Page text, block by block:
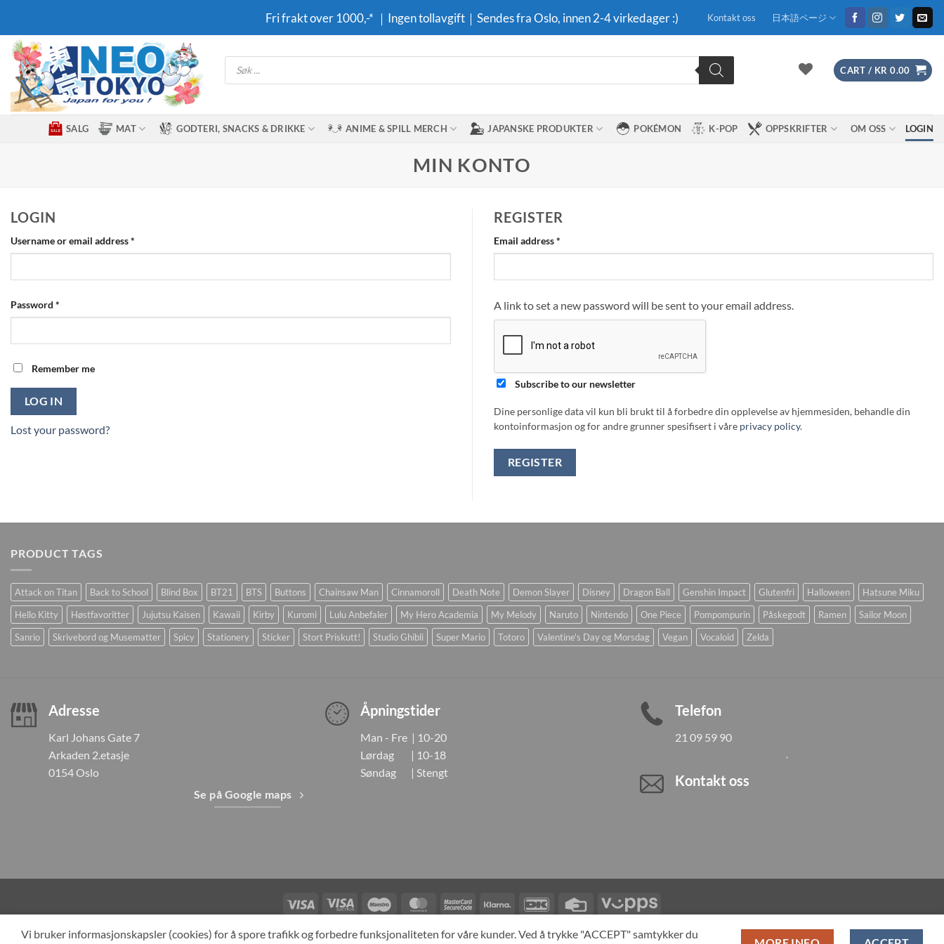
content
Fri frakt over 1000,-* ｜Ingen tollavgift｜Sendes fra Oslo, innen 2-4 virkedager :) Kontakt oss 日本語ページ
Products
search
CART / KR 0.00
SALG MAT GODTERI, SNACKS & DRIKKE ANIME & SPILL MERCH JAPANSKE PRODUKTER POKÉMON K-POP OPPSKRIFTER OM OSS LOGIN
MIN KONTO
LOGIN
Username or email address*
Password *
Remember me
LOG IN
Lost your password?
REGISTER
Email address*
A link to set a new password will be sent to your email address.
Subscribe to our newsletter
Dine personlige data vil kun bli brukt til å forbedre din opplevelse av hjemmesiden, behandle din
kontoinformasjon og for andre grunner spesifisert i våre privacy policy.
REGISTER
PRODUCT TAGS
Attack on Titan Back to School Blind Box BT21 BTS Buttons Chainsaw Man Cinnamoroll Death Note Demon Slayer Disney Dragon Ball Genshin Impact Glutenfri Halloween
Hatsune Miku
Hello Kitty
Høstfavoritter Jujutsu Kaisen Kawaii Kirby Kuromi Lulu Anbefaler My Hero Academia My Melody Naruto Nintendo One Piece Pompompurin Påskegodt Ramen
Sailor Moon
Sanrio
Skrivebord og Musematter Spicy Stationery Sticker Stort Priskutt! Studio Ghibli Super Mario Totoro Valentine's Day og Morsdag Vegan Vocaloid Zelda
Adresse
Karl Johans Gate 7
Arkaden 2.etasje
0154 Oslo
Se på Google maps
Åpningstider
Man - Fre | 10-20
Lørdag | 10-18
Søndag | Stengt
Telefon
21 09 59 90
Kontakt oss
Visa
Visa
Electron
Maestro MasterCardMasterCard
2
Klarna DanKort
Credit
Card
Vipps
TILBAKEKALLINGER KONTAKT OSS OM OSS SPESIALBESTILLING MIN KONTO ALL PRODUCTS
Vi bruker informasjonskapsler (cookies) for å spore trafikk og forbedre funksjonaliteten for våre kunder. Ved å trykke "ACCEPT" samtykker du